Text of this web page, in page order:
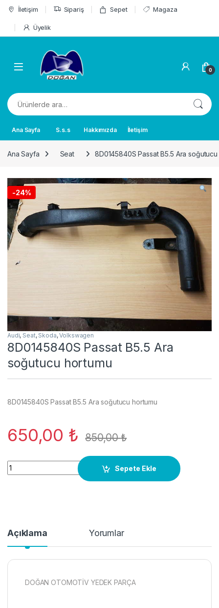
Skip to navigation
Skip to content
İletişim Sipariş Sepet Magaza
Üyelik
0
Ara:
Ana Sayfa S.s.s Hakkımızda İletişim
Ana Sayfa Seat 8D0145840S Passat B5.5 Ara
-24%
Audi, Seat, Skoda,Volkswagen
8D0145840S Passat B5.5 Ara
soğutucu hortumu
8D0145840S Passat B5.5 Ara soğutucu hortumu
650,00 ₺ 850,00₺
8D0145840S Passat B5.5 Ara soğutucu hortumu quantity
Sepete Ekle
Açıklama Yorumlar
DOĞAN OTOMOTİV YEDEK PARÇA